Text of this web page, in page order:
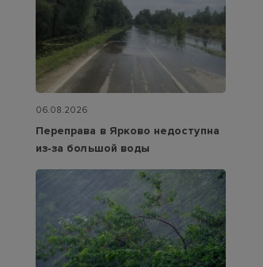
06.08.2026
Переправа в Ярково недоступна
из‑за большой воды